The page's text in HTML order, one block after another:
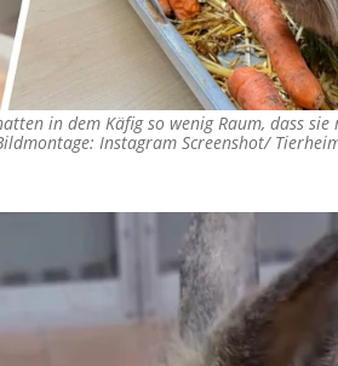
in dem Käfig so wenig Raum, dass
Instagram Screenshot/